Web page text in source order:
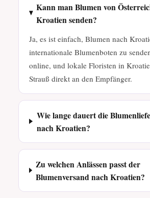
Kann man Blumen von
Kroatien senden?
Ja, es ist einfach, Blumen nach
internationale Blumenboten zu
online, und lokale Floristen in
Strauß direkt an den Empfänger.
Wie lange dauert die
nach Kroatien?
Zu welchen Anlässen passt der
Blumenversand nach Kroatien?